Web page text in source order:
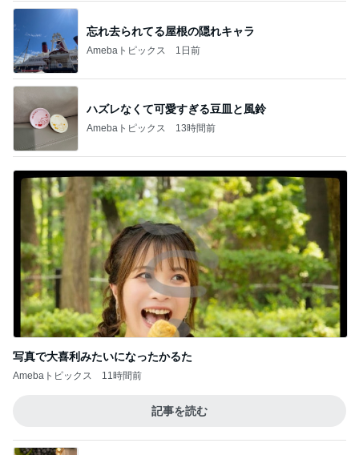
忘れ去られてる屋根の隠れキャラ
Amebaトピックス 1日前
ハズレなくて可愛すぎる豆皿と風鈴
Amebaトピックス 13時間前
写真で大喜利みたいになったかるた
Amebaトピックス 11時間前
記事を読む